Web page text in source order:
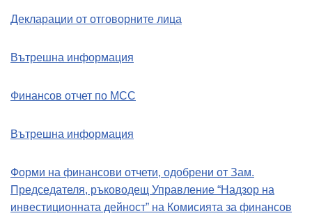
Декларации от отговорните лица
Вътрешна информация
Финансов отчет по МСС
Вътрешна информация
Форми на финансови отчети, одобрени от Зам.
Председателя, ръководещ Управление “Надзор на
инвестиционната дейност” на Комисията за финансов